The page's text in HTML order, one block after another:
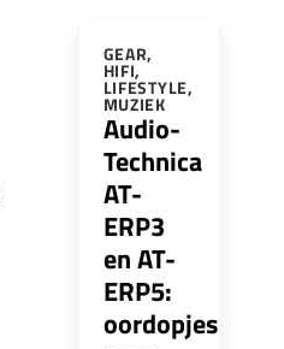
GEAR,
HIFI,
LIFESTYLE,
MUZIEK
Audio-
Technica
AT-
ERP3
en AT-
ERP5:
oordopjes